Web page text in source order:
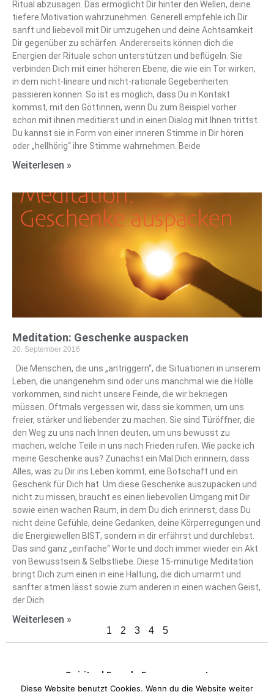
Ritual abzusagen. Das ermöglicht Dir hinter den Wellen, deine
tiefere Motivation wahrzunehmen. Generell empfehle ich Dir
sanft und liebevoll mit Dir umzugehen und deine Achtsamkeit
Dir gegenüber zu schärfen. Andererseits können dich die
Energien der Rituale schon unterstützen und beflügeln. Sie
verbinden Dich mit einer höheren Ebene, die wie ein Tor wirken,
in dem nicht-lineare und nicht-rationale Gegebenheiten
passieren können. So ist es möglich, dass Du in Kontakt
kommst, mit den Göttinnen, wenn Du zum Beispiel vorher
schon mit ihnen meditierst und in einen Dialog mit Ihnen trittst.
Du kannst sie in Form von einer inneren Stimme in Dir hören
oder „hellhörig“ ihre Stimme wahrnehmen. Beide
Weiterlesen »
Meditation: Geschenke auspacken
20. September 2016
Die Menschen, die uns „antriggern“, die Situationen in unserem
Leben, die unangenehm sind oder uns manchmal wie die Hölle
vorkommen, sind nicht unsere Feinde, die wir bekriegen
müssen. Oftmals vergessen wir, dass sie kommen, um uns
freier, stärker und liebender zu machen. Sie sind Türöffner, die
den Weg zu uns nach Innen deuten, um uns bewusst zu
machen, welche Teile in uns nach Frieden rufen. Wie packe ich
meine Geschenke aus? Zunächst ein Mal Dich erinnern, dass
Alles, was zu Dir ins Leben kommt, eine Botschaft und ein
Geschenk für Dich hat. Um diese Geschenke auszupacken und
nicht zu missen, braucht es einen liebevollen Umgang mit Dir
sowie einen wachen Raum, in dem Du dich erinnerst, dass Du
nicht deine Gefühle, deine Gedanken, deine Körperregungen und
die Energiewellen BIST, sondern in dir erfährst und durchlebst.
Das sind ganz „einfache“ Worte und doch immer wieder ein Akt
von Bewusstsein & Selbstliebe. Diese 15-minütige Meditation
bringt Dich zum einen in eine Haltung, die dich umarmt und
sanfter atmen lässt sowie zum anderen in einen wachen Geist,
der Dich
Weiterlesen »
1 2 3 4 5
Spiritual Female Empowerment
Diese Website benutzt Cookies. Wenn du die Website weiter